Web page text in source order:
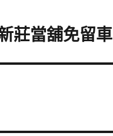
莊當舖免留車